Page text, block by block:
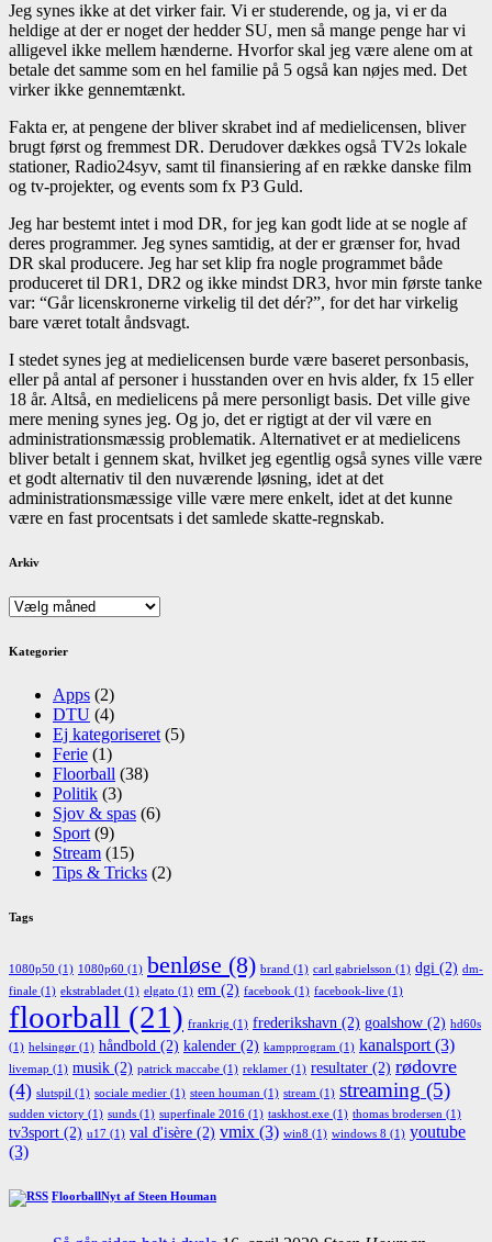
Jeg synes ikke at det virker fair. Vi er studerende, og ja, vi er da
heldige at der er noget der hedder SU, men så mange penge har vi
alligevel ikke mellem hænderne. Hvorfor skal jeg være alene om at
betale det samme som en hel familie på 5 også kan nøjes med. Det
virker ikke gennemtænkt.
Fakta er, at pengene der bliver skrabet ind af medielicensen, bliver
brugt først og fremmest DR. Derudover dækkes også TV2s lokale
stationer, Radio24syv, samt til finansiering af en række danske film
og tv-projekter, og events som fx P3 Guld.
Jeg har bestemt intet i mod DR, for jeg kan godt lide at se nogle af
deres programmer. Jeg synes samtidig, at der er grænser for, hvad
DR skal producere. Jeg har set klip fra nogle programmet både
produceret til DR1, DR2 og ikke mindst DR3, hvor min første tanke
var: “Går licenskronerne virkelig til det dér?”, for det har virkelig
bare været totalt åndsvagt.
I stedet synes jeg at medielicensen burde være baseret personbasis,
eller på antal af personer i husstanden over en hvis alder, fx 15 eller
18 år. Altså, en medielicens på mere personligt basis. Det ville give
mere mening synes jeg. Og jo, det er rigtigt at der vil være en
administrationsmæssig problematik. Alternativet er at medielicens
bliver betalt i gennem skat, hvilket jeg egentlig også synes ville være
et godt alternativ til den nuværende løsning, idet at det
administrationsmæssige ville være mere enkelt, idet at det kunne
være en fast procentsats i det samlede skatte-regnskab.
Arkiv
Arkiv
Kategorier
Apps (2)
DTU (4)
Ej kategoriseret (5)
Ferie (1)
Floorball (38)
Politik (3)
Sjov & spas (6)
Sport (9)
Stream (15)
Tips & Tricks (2)
Tags
1080p50 (1) 1080p60 (1) benløse (8) brand (1) carl gabrielsson (1) dgi (2) dm-
finale (1) ekstrabladet (1) elgato (1) em (2) facebook (1) facebook-live (1)
floorball (21) frankrig (1) frederikshavn (2) goalshow (2) hd60s
(1) helsingør (1) håndbold (2) kalender (2) kampprogram (1) kanalsport (3)
livemap (1) musik (2) patrick maccabe (1) reklamer (1) resultater (2) rødovre
(4) slutspil (1) sociale medier (1) steen houman (1) stream (1) streaming (5)
sudden victory (1) sunds (1) superfinale 2016 (1) taskhost.exe (1) thomas brodersen (1)
tv3sport (2) u17 (1) val d'isère (2) vmix (3) win8 (1) windows 8 (1) youtube
(3)
FloorballNyt af Steen Houman